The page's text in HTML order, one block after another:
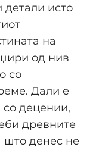
детали исто
на
од нив
со
Дали е
децении,
древните
што денес не